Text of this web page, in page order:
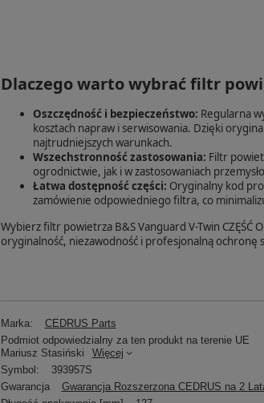
Dlaczego warto wybrać filtr
Oszczędność i bezpieczeństwo: Regularna
kosztach napraw i serwisowania. Dzięki
najtrudniejszych warunkach.
Wszechstronność zastosowania: Filtr
ogrodnictwie, jak i w zastosowaniach
Łatwa dostępność części: Oryginalny kod
zamówienie odpowiedniego filtra, co
Wybierz filtr powietrza B&S Vanguard V-Twin CZĘŚĆ
oryginalność, niezawodność i profesjonalną ochronę
Marka:
CEDRUS Parts
Podmiot odpowiedzialny za ten produkt na terenie UE
Mariusz Stasiński
Więcej
Symbol:
393957S
Gwarancja
Gwarancja Rozszerzona CEDRUS na 2